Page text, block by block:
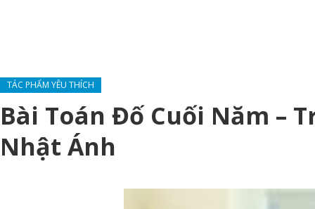
TÁC PHẨM YÊU THÍCH
Bài Toán Đố Cuối Năm –
Nhật Ánh